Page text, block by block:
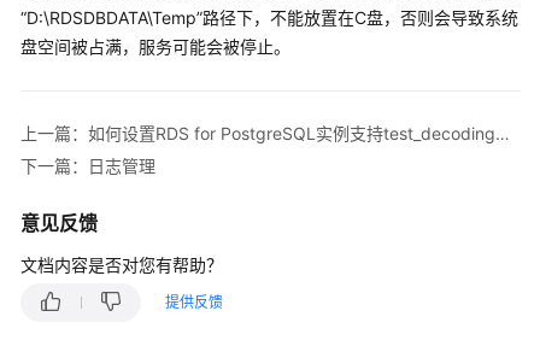
计
费
快
速
门
核
“D:\RDSDBDATA\Temp”路径下，不能放置在C盘，否则会导致系统
盘空间被占满，服务可能会被停止。
上一篇：如何设置RDS for PostgreSQL实例支持test_decoding插件
下一篇：日志管理
意见反馈
文档内容是否对您有帮助？
提供反馈